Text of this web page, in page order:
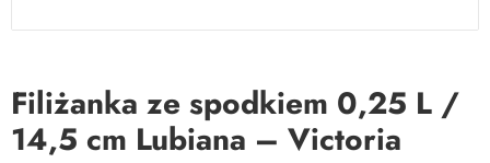
Filiżanka ze spodkiem 0,25 L /
14,5 cm Lubiana – Victoria